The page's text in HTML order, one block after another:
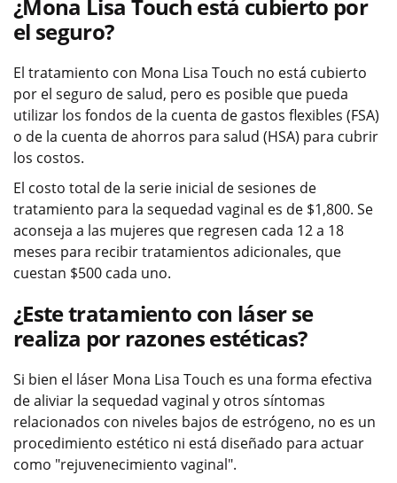
¿Mona Lisa Touch está cubierto por
el seguro?
El tratamiento con Mona Lisa Touch no está cubierto
por el seguro de salud, pero es posible que pueda
utilizar los fondos de la cuenta de gastos flexibles (FSA)
o de la cuenta de ahorros para salud (HSA) para cubrir
los costos.
El costo total de la serie inicial de sesiones de
tratamiento para la sequedad vaginal es de $1,800. Se
aconseja a las mujeres que regresen cada 12 a 18
meses para recibir tratamientos adicionales, que
cuestan $500 cada uno.
¿Este tratamiento con láser se
realiza por razones estéticas?
Si bien el láser Mona Lisa Touch es una forma efectiva
de aliviar la sequedad vaginal y otros síntomas
relacionados con niveles bajos de estrógeno, no es un
procedimiento estético ni está diseñado para actuar
como "rejuvenecimiento vaginal".